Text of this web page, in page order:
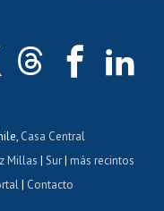
Casa Central
Millas | Sur| más recintos
| Contacto